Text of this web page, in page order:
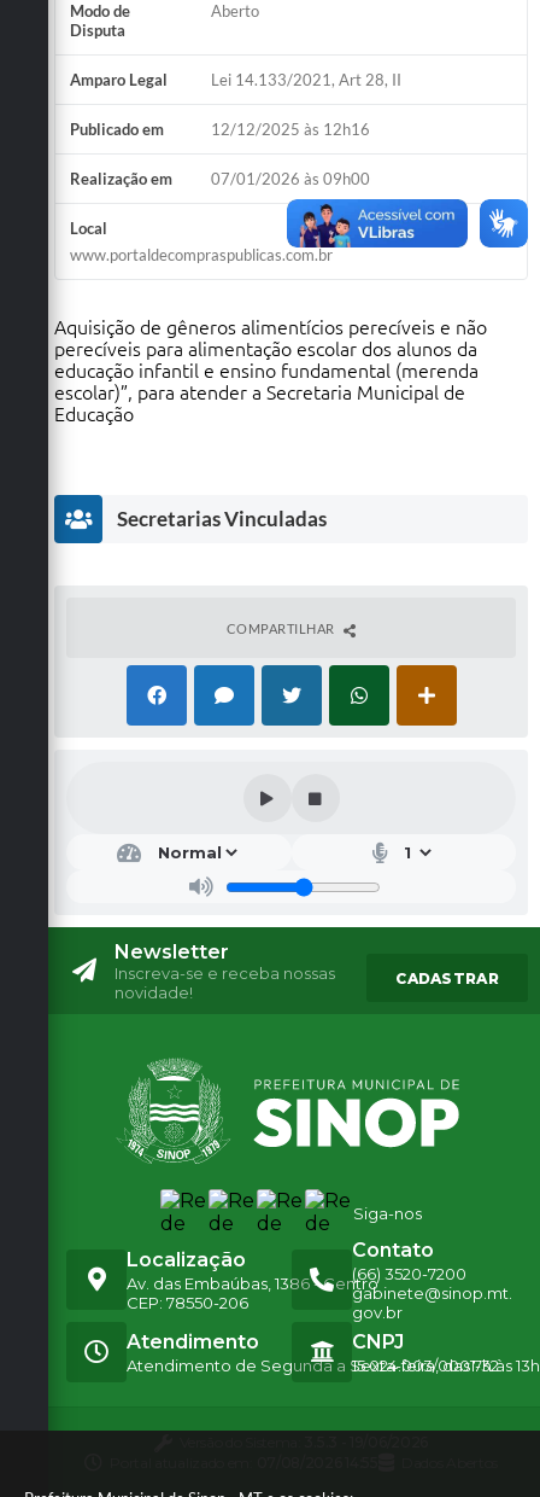
Modo de
Disputa
Aberto
Amparo Legal Lei 14.133/2021, Art 28, II
Publicado em 12/12/2025 às 12h16
Realização em 07/01/2026 às 09h00
Local
www.portaldecompraspublicas.com.br
Aquisição de gêneros alimentícios perecíveis e não
perecíveis para alimentação escolar dos alunos da
educação infantil e ensino fundamental (merenda
escolar)”, para atender a Secretaria Municipal de
Educação
Secretarias Vinculadas
etar
pal
de
Edu
Salet
Vice
COMPARTILHAR
Newsletter
Inscreva-se e receba nossas
novidade!
CADASTRAR
Siga-nos
Localização
Av. das Embaúbas, 1386 - Centro
CEP: 78550-206
Contato
(66) 3520-7200
gabinete@sinop.mt.
gov.br
Atendimento
Atendimento de Segunda a Sexta-feira, das 7h às 13h
CNPJ
15.024.003/0001-32